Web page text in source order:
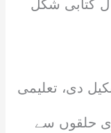
کتابی شکل
دی، تعلیمی
حلقوں سے